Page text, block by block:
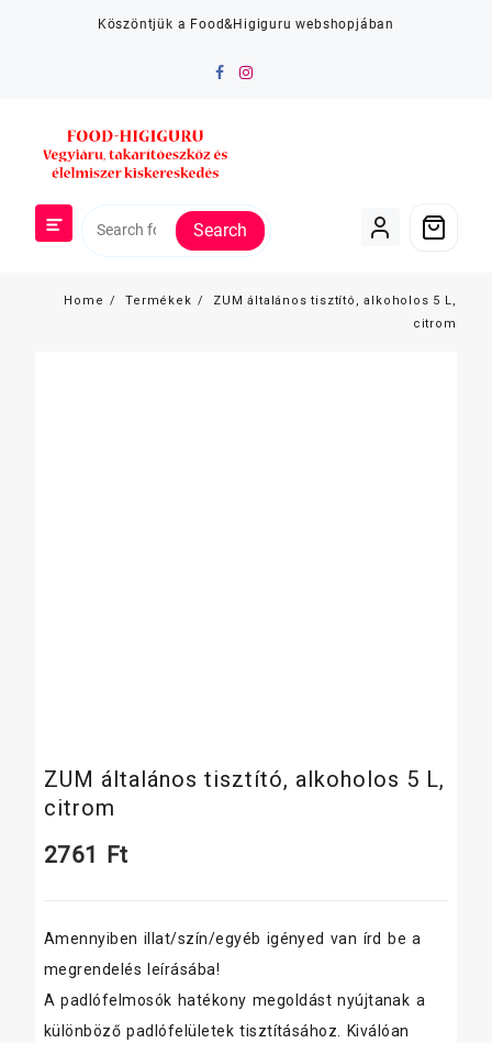
Köszöntjük a Food&Higiguru webshopjában
Search
Home Termékek
ZUM általános tisztító, alkoholos 5 L,
citrom
ZUM általános tisztító, alkoholos 5 L,
citrom
2761 Ft
Amennyiben illat/szín/egyéb igényed van írd be a
megrendelés leírásába!
A padlófelmosók hatékony megoldást nyújtanak a
különböző padlófelületek tisztításához. Kiválóan